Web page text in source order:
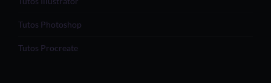
Tutos Photoshop
Tutos Procreate